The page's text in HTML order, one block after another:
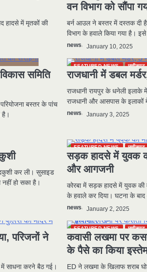
हादसे में मृतकों की
वन विभाग को सौंपा
बर्न आउल ने बस्तर में दस्तक
विभाग के हवाले किया गया है।
news January 10, 2025
समिति
परियोजना बस्तर के पांच
है।
FEATURED NEWS छत्तीसगढ़
राजधानी में डबल
राजधानी रायपुर के धनेली इलाके
राजधानी और आसपास के इलाकों
news January 3, 2025
कर ली। सुसाइड
हो सका है।
FEATURED NEWS छत्तीसगढ़
सड़क हादसे में युवक
और आगजनी
कोरबा में सड़क हादसे में युवक की
के हवाले कर दिया। घटना के बाद
news January 2, 2025
परिजनों ने
साधना करने बैठ गई।
FEATURED NEWS छत्तीसगढ़
कवासी लखमा पर
के पैसे का किया
ED ने लखमा के खिलाफ शराब